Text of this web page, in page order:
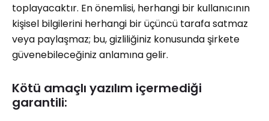
toplayacaktır. En önemlisi, herhangi bir kullanıcının
kişisel bilgilerini herhangi bir üçüncü tarafa satmaz
veya paylaşmaz; bu, gizliliğiniz konusunda şirkete
güvenebileceğiniz anlamına gelir.
Kötü amaçlı yazılım içermediği
garantili: